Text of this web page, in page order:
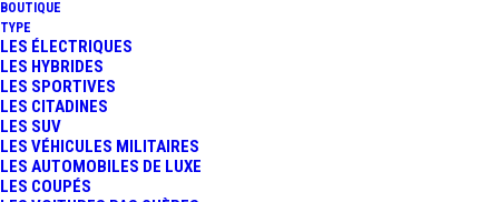
BOUTIQUE
TYPE
LES ÉLECTRIQUES
LES HYBRIDES
LES SPORTIVES
LES CITADINES
LES SUV
LES VÉHICULES MILITAIRES
LES AUTOMOBILES DE LUXE
LES COUPÉS
Grand Est.
voies, de type
permettant une gestion fluide et
efficace du trafic.
Pour visualiser les augmentations des
Taissy Sortie Sens 2